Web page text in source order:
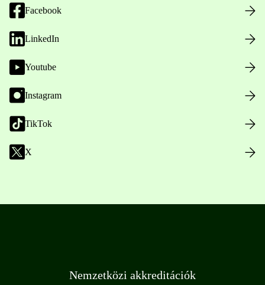
Facebook
LinkedIn
Youtube
Instagram
TikTok
X
Nemzetközi akkreditációk